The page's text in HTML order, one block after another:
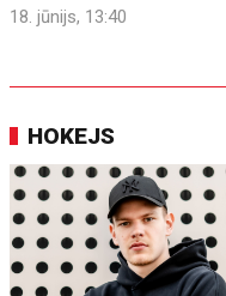
18. jūnijs, 13:40
HOKEJS